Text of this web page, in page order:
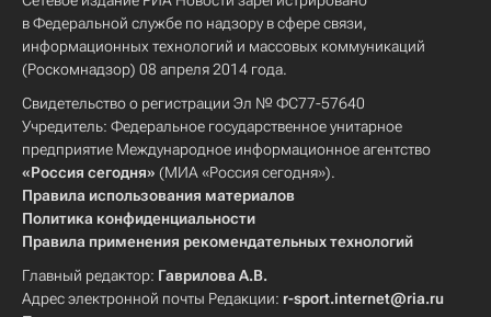
в Федеральной службе по надзору в сфере связи,
информационных технологий и массовых коммуникаций
(Роскомнадзор) 08 апреля 2014 года.
Свидетельство о регистрации Эл № ФС77-57640
Учредитель: Федеральное государственное унитарное
предприятие Международное информационное агентство
«Россия сегодня» (МИА «Россия сегодня»).
Правила использования материалов
Политика конфиденциальности
Правила применения рекомендательных технологий
Главный редактор: Гаврилова А.В.
Адрес электронной почты Редакции: r-sport.internet@ria.ru